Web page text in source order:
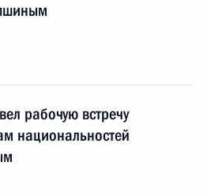
рабочую встречу
национальностей